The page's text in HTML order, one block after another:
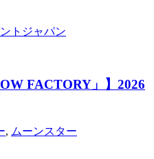
トジャパン
FACTORY」】2026
, ムーンスター